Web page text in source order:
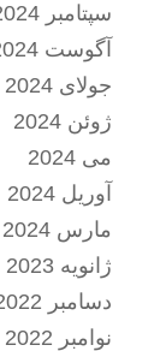
سپتامبر 2024
آگوست 2024
جولای 2024
ژوئن 2024
می 2024
آوریل 2024
مارس 2024
ژانویه 2023
دسامبر 2022
نوامبر 2022